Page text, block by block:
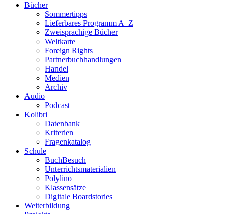
Bücher
Sommertipps
Lieferbares Programm A–Z
Zweisprachige Bücher
Weltkarte
Foreign Rights
Partnerbuchhandlungen
Handel
Medien
Archiv
Audio
Podcast
Kolibri
Datenbank
Kriterien
Fragenkatalog
Schule
BuchBesuch
Unterrichtsmaterialien
Polylino
Klassensätze
Digitale Boardstories
Weiterbildung